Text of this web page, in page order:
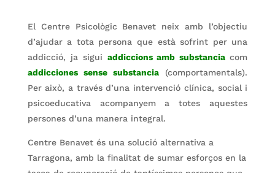
El Centre Psicològic Benavet neix amb l’objectiu
d’ajudar a tota persona que està sofrint per una
addicció, ja sigui addiccions amb substancia com
addicciones sense substancia
(comportamentals).
Per això, a través d’una intervenció clínica, social i
psicoeducativa acompanyem a totes aquestes
persones d’una manera integral.
Centre Benavet és una solució alternativa a
Tarragona, amb la finalitat de sumar esforços en la